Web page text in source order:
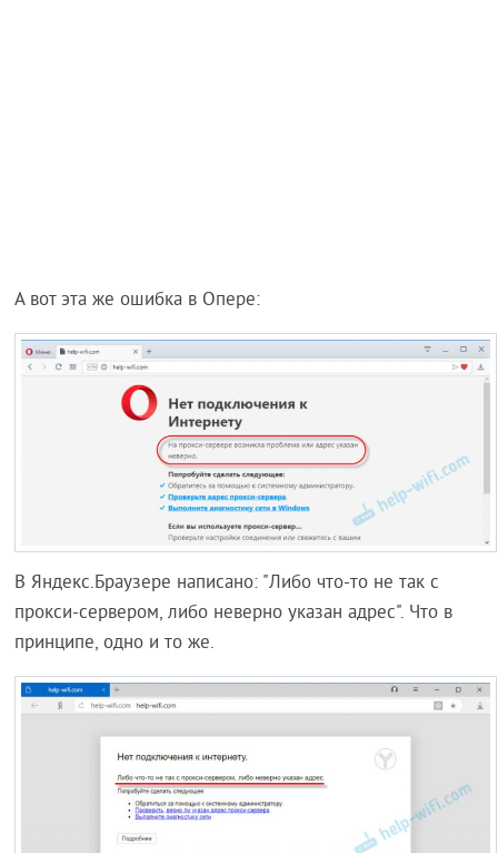
А вот эта же ошибка в Опере:
В Яндекс.Браузере написано: "Либо что-то не так с
прокси-сервером, либо неверно указан адрес". Что в
принципе, одно и то же.